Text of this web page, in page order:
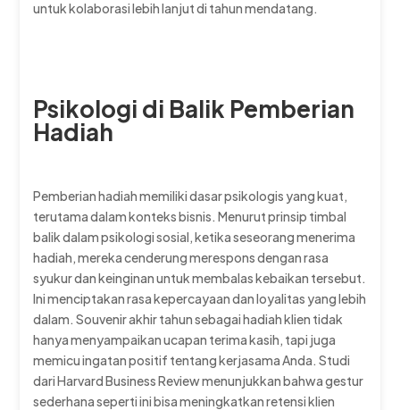
untuk kolaborasi lebih lanjut di tahun mendatang.
Psikologi di Balik Pemberian
Hadiah
Pemberian hadiah memiliki dasar psikologis yang kuat,
terutama dalam konteks bisnis. Menurut prinsip timbal
balik dalam psikologi sosial, ketika seseorang menerima
hadiah, mereka cenderung merespons dengan rasa
syukur dan keinginan untuk membalas kebaikan tersebut.
Ini menciptakan rasa kepercayaan dan loyalitas yang lebih
dalam. Souvenir akhir tahun sebagai hadiah klien tidak
hanya menyampaikan ucapan terima kasih, tapi juga
memicu ingatan positif tentang kerjasama Anda. Studi
dari Harvard Business Review menunjukkan bahwa gestur
sederhana seperti ini bisa meningkatkan retensi klien